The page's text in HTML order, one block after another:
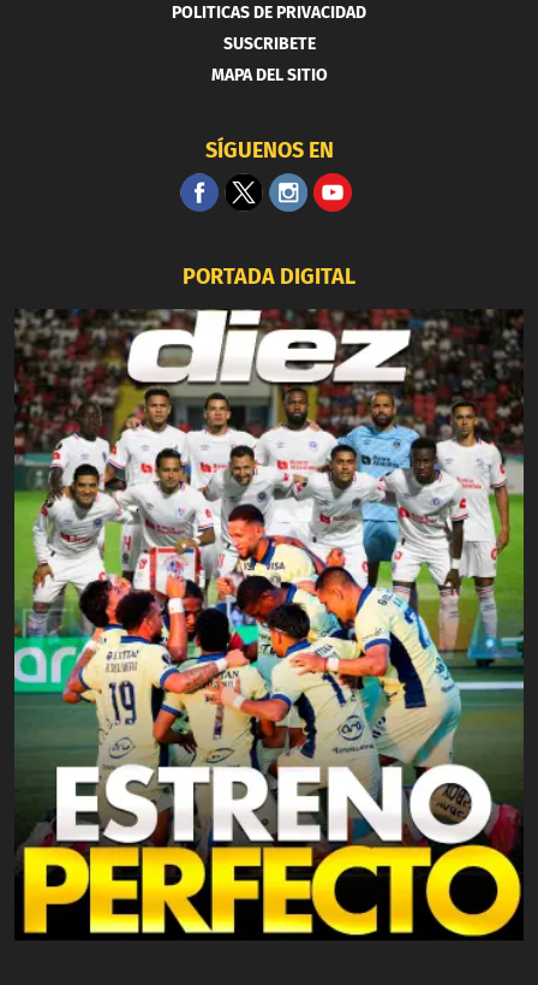
POLITICAS DE PRIVACIDAD
SUSCRIBETE
MAPA DEL SITIO
SÍGUENOS EN
PORTADA DIGITAL